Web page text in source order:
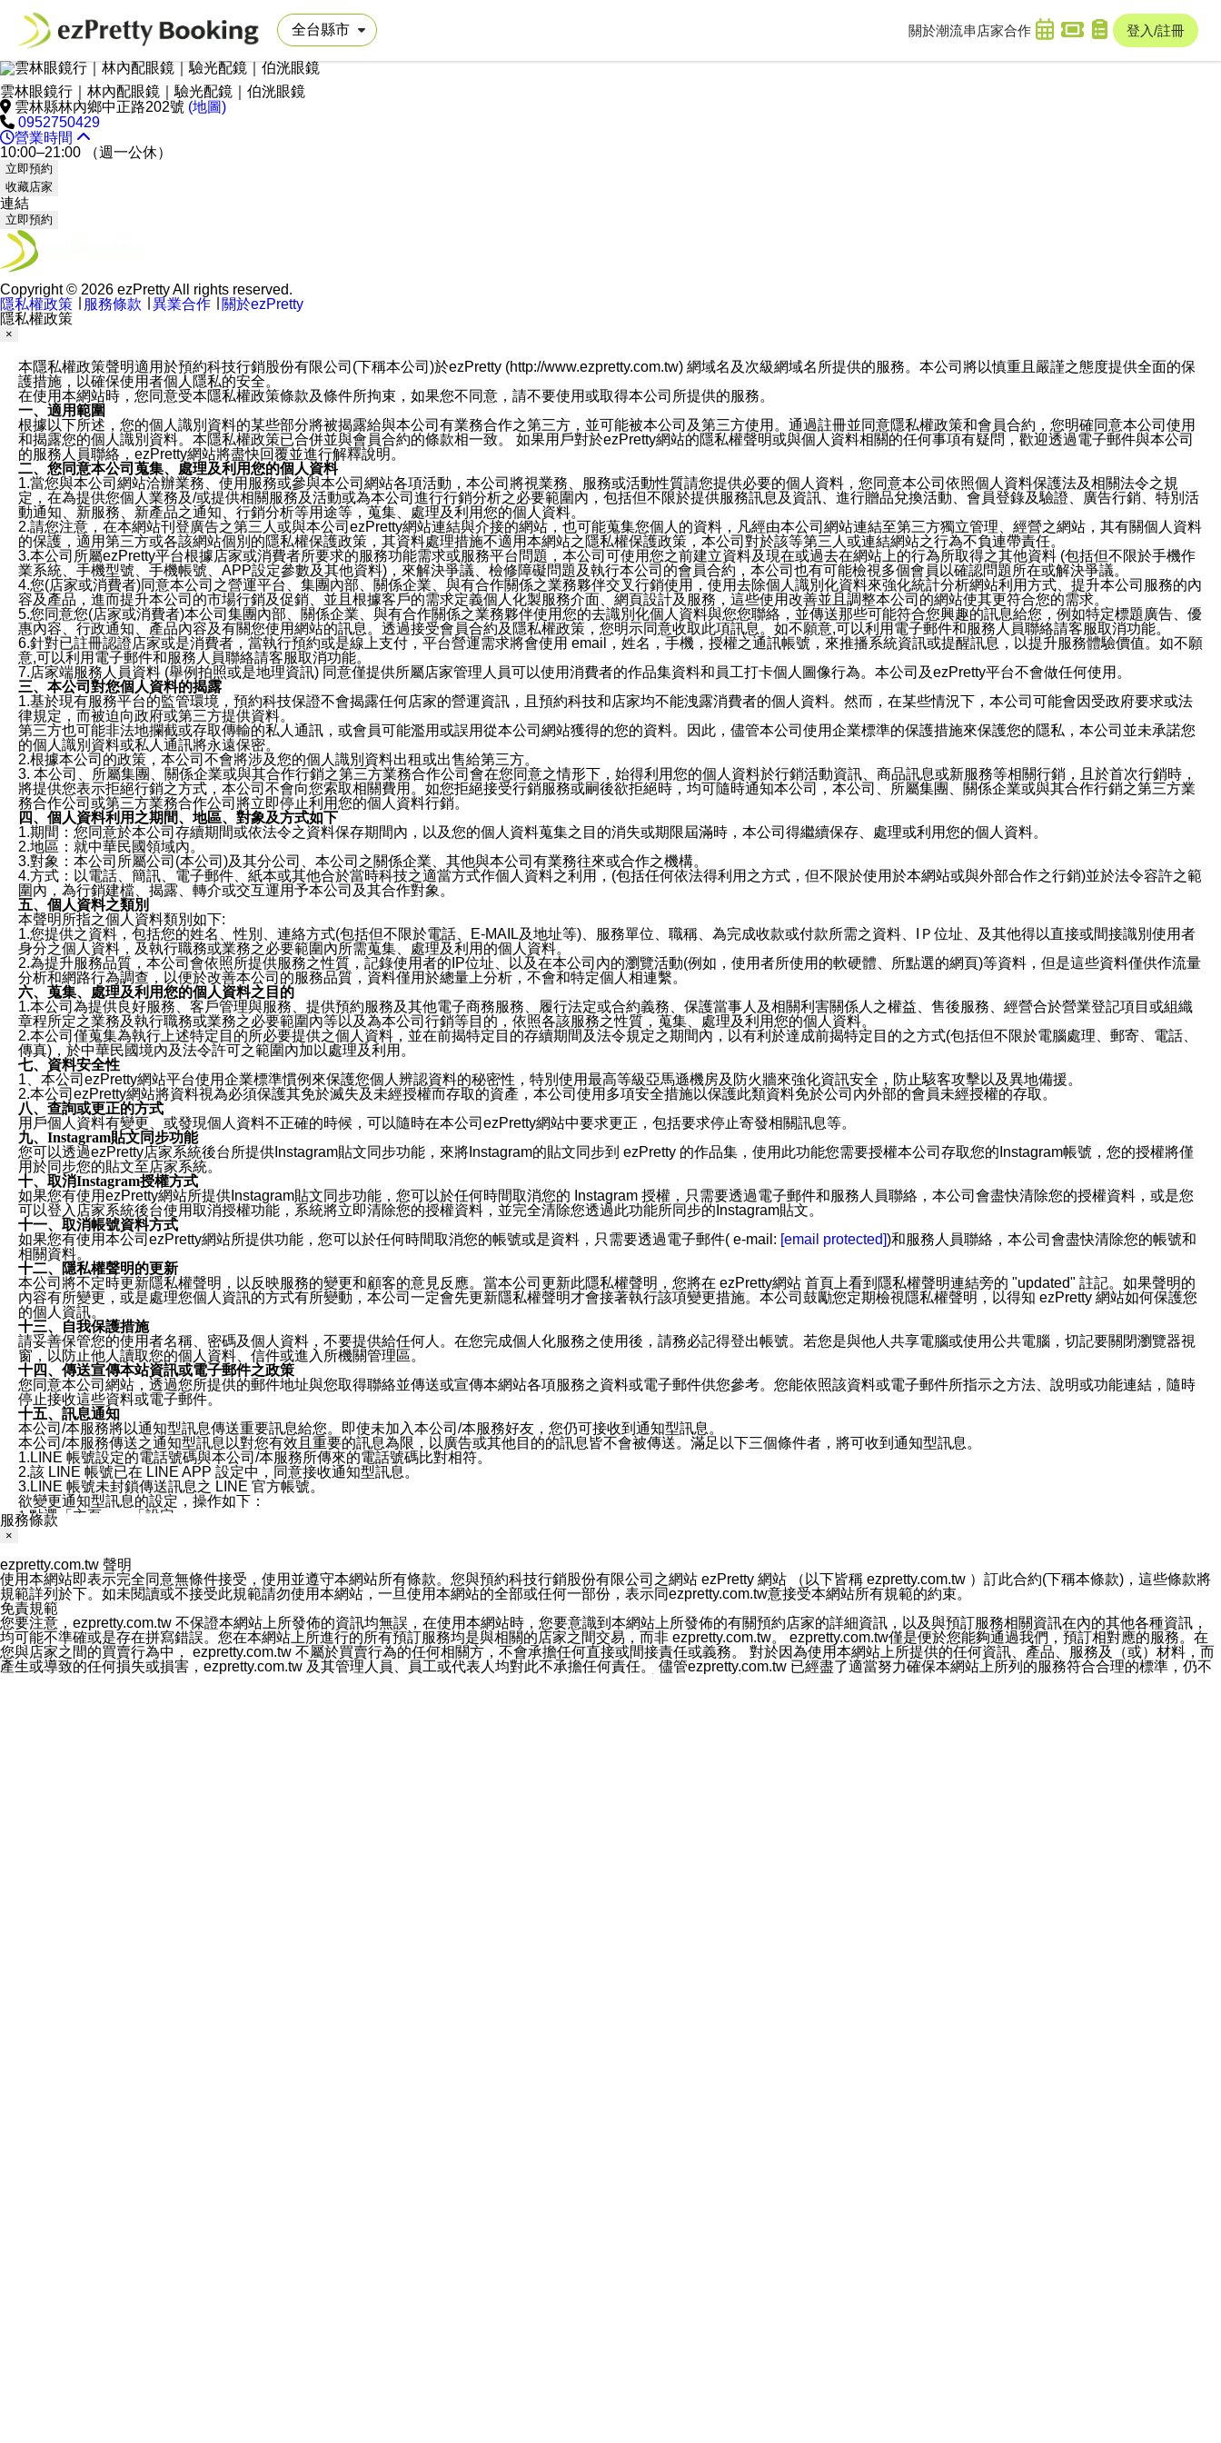
關於潮流串 店家合作 登入/註冊
雲林眼鏡行｜林內配眼鏡｜驗光配鏡｜伯洸眼鏡
雲林縣林內鄉中正路202號 (地圖)
0952750429
營業時間
10:00–21:00 （週一公休）
立即預約
收藏店家
連結
立即預約
Copyright © 2026 ezPretty All rights reserved.
隱私權政策
服務條款 異業合作
關於ezPretty
隱私權政策
×
本隱私權政策聲明適用於預約科技行銷股份有限公司(下稱本公司)於ezPretty (http://www.ezpretty.com.tw) 網域名及次級網域名所提供的服務。本公司將以慎重且嚴謹之態度提供全面的保
護措施，以確保使用者個人隱私的安全。
在使用本網站時，您同意受本隱私權政策條款及條件所拘束，如果您不同意，請不要使用或取得本公司所提供的服務。
一、適用範圍
根據以下所述，您的個人識別資料的某些部分將被揭露給與本公司有業務合作之第三方，並可能被本公司及第三方使用。通過註冊並同意隱私權政策和會員合約，您明確同意本公司使用
和揭露您的個人識別資料。本隱私權政策已合併並與會員合約的條款相一致。 如果用戶對於ezPretty網站的隱私權聲明或與個人資料相關的任何事項有疑問，歡迎透過電子郵件與本公司
的服務人員聯絡，ezPretty網站將盡快回覆並進行解釋說明。
二、您同意本公司蒐集、處理及利用您的個人資料
1.當您與本公司網站洽辦業務、使用服務或參與本公司網站各項活動，本公司將視業務、服務或活動性質請您提供必要的個人資料，您同意本公司依照個人資料保護法及相關法令之規
定，在為提供您個人業務及/或提供相關服務及活動或為本公司進行行銷分析之必要範圍內，包括但不限於提供服務訊息及資訊、進行贈品兌換活動、會員登錄及驗證、廣告行銷、特別活
動通知、新服務、新產品之通知、行銷分析等用途等，蒐集、處理及利用您的個人資料。
2.請您注意，在本網站刊登廣告之第三人或與本公司ezPretty網站連結與介接的網站，也可能蒐集您個人的資料，凡經由本公司網站連結至第三方獨立管理、經營之網站，其有關個人資料
的保護，適用第三方或各該網站個別的隱私權保護政策，其資料處理措施不適用本網站之隱私權保護政策，本公司對於該等第三人或連結網站之行為不負連帶責任。
3.本公司所屬ezPretty平台根據店家或消費者所要求的服務功能需求或服務平台問題，本公司可使用您之前建立資料及現在或過去在網站上的行為所取得之其他資料 (包括但不限於手機作
業系統、手機型號、手機帳號、APP設定參數及其他資料)，來解決爭議、檢修障礙問題及執行本公司的會員合約，本公司也有可能檢視多個會員以確認問題所在或解決爭議。
4.您(店家或消費者)同意本公司之營運平台、集團內部、關係企業、與有合作關係之業務夥伴交叉行銷使用，使用去除個人識別化資料來強化統計分析網站利用方式、提升本公司服務的內
容及產品，進而提升本公司的市場行銷及促銷、並且根據客戶的需求定義個人化製服務介面、網頁設計及服務，這些使用改善並且調整本公司的網站使其更符合您的需求。
5.您同意您(店家或消費者)本公司集團內部、關係企業、與有合作關係之業務夥伴使用您的去識別化個人資料與您您聯絡，並傳送那些可能符合您興趣的訊息給您，例如特定標題廣告、優
惠內容、行政通知、產品內容及有關您使用網站的訊息。透過接受會員合約及隱私權政策，您明示同意收取此項訊息。如不願意,可以利用電子郵件和服務人員聯絡請客服取消功能。
6.針對已註冊認證店家或是消費者，當執行預約或是線上支付，平台營運需求將會使用 email，姓名，手機，授權之通訊帳號，來推播系統資訊或提醒訊息，以提升服務體驗價值。如不願
意,可以利用電子郵件和服務人員聯絡請客服取消功能。
7.店家端服務人員資料 (舉例拍照或是地理資訊) 同意僅提供所屬店家管理人員可以使用消費者的作品集資料和員工打卡個人圖像行為。本公司及ezPretty平台不會做任何使用。
三、本公司對您個人資料的揭露
1.基於現有服務平台的監管環境，預約科技保證不會揭露任何店家的營運資訊，且預約科技和店家均不能洩露消費者的個人資料。然而，在某些情況下，本公司可能會因受政府要求或法
律規定，而被迫向政府或第三方提供資料。
第三方也可能非法地攔截或存取傳輸的私人通訊，或會員可能濫用或誤用從本公司網站獲得的您的資料。因此，儘管本公司使用企業標準的保護措施來保護您的隱私，本公司並未承諾您
的個人識別資料或私人通訊將永遠保密。
2.根據本公司的政策，本公司不會將涉及您的個人識別資料出租或出售給第三方。
3. 本公司、所屬集團、關係企業或與其合作行銷之第三方業務合作公司會在您同意之情形下，始得利用您的個人資料於行銷活動資訊、商品訊息或新服務等相關行銷，且於首次行銷時，
將提供您表示拒絕行銷之方式，本公司不會向您索取相關費用。如您拒絕接受行銷服務或嗣後欲拒絕時，均可隨時通知本公司，本公司、所屬集團、關係企業或與其合作行銷之第三方業
務合作公司或第三方業務合作公司將立即停止利用您的個人資料行銷。
四、個人資料利用之期間、地區、對象及方式如下
1.期間：您同意於本公司存續期間或依法令之資料保存期間內，以及您的個人資料蒐集之目的消失或期限屆滿時，本公司得繼續保存、處理或利用您的個人資料。
2.地區：就中華民國領域內。
3.對象：本公司所屬公司(本公司)及其分公司、本公司之關係企業、其他與本公司有業務往來或合作之機構。
4.方式：以電話、簡訊、電子郵件、紙本或其他合於當時科技之適當方式作個人資料之利用，(包括任何依法得利用之方式，但不限於使用於本網站或與外部合作之行銷)並於法令容許之範
圍內，為行銷建檔、揭露、轉介或交互運用予本公司及其合作對象。
五、個人資料之類別
本聲明所指之個人資料類別如下:
1.您提供之資料，包括您的姓名、性別、連絡方式(包括但不限於電話、E-MAIL及地址等)、服務單位、職稱、為完成收款或付款所需之資料、IＰ位址、及其他得以直接或間接識別使用者
身分之個人資料，及執行職務或業務之必要範圍內所需蒐集、處理及利用的個人資料。
2.為提升服務品質，本公司會依照所提供服務之性質，記錄使用者的IP位址、以及在本公司內的瀏覽活動(例如，使用者所使用的軟硬體、所點選的網頁)等資料，但是這些資料僅供作流量
分析和網路行為調查，以便於改善本公司的服務品質，資料僅用於總量上分析，不會和特定個人相連繫。
六、蒐集、處理及利用您的個人資料之目的
1.本公司為提供良好服務、客戶管理與服務、提供預約服務及其他電子商務服務、履行法定或合約義務、保護當事人及相關利害關係人之權益、售後服務、經營合於營業登記項目或組織
章程所定之業務及執行職務或業務之必要範圍內等以及為本公司行銷等目的，依照各該服務之性質，蒐集、處理及利用您的個人資料。
2.本公司僅蒐集為執行上述特定目的所必要提供之個人資料，並在前揭特定目的存續期間及法令規定之期間內，以有利於達成前揭特定目的之方式(包括但不限於電腦處理、郵寄、電話、
傳真)，於中華民國境內及法令許可之範圍內加以處理及利用。
七、資料安全性
1、本公司ezPretty網站平台使用企業標準慣例來保護您個人辨認資料的秘密性，特別使用最高等級亞馬遜機房及防火牆來強化資訊安全，防止駭客攻擊以及異地備援。
2.本公司ezPretty網站將資料視為必須保護其免於滅失及未經授權而存取的資產，本公司使用多項安全措施以保護此類資料免於公司內外部的會員未經授權的存取。
八、查詢或更正的方式
用戶個人資料有變更、或發現個人資料不正確的時候，可以隨時在本公司ezPretty網站中要求更正，包括要求停止寄發相關訊息等。
九、Instagram貼文同步功能
您可以透過ezPretty店家系統後台所提供Instagram貼文同步功能，來將Instagram的貼文同步到 ezPretty 的作品集，使用此功能您需要授權本公司存取您的Instagram帳號，您的授權將僅
用於同步您的貼文至店家系統。
十、取消Instagram授權方式
如果您有使用ezPretty網站所提供Instagram貼文同步功能，您可以於任何時間取消您的 Instagram 授權，只需要透過電子郵件和服務人員聯絡，本公司會盡快清除您的授權資料，或是您
可以登入店家系統後台使用取消授權功能，系統將立即清除您的授權資料，並完全清除您透過此功能所同步的Instagram貼文。
十一、取消帳號資料方式
如果您有使用本公司ezPretty網站所提供功能，您可以於任何時間取消您的帳號或是資料，只需要透過電子郵件( e-mail: [email protected])和服務人員聯絡，本公司會盡快清除您的帳號和
相關資料。
十二、隱私權聲明的更新
本公司將不定時更新隱私權聲明，以反映服務的變更和顧客的意見反應。當本公司更新此隱私權聲明，您將在 ezPretty網站 首頁上看到隱私權聲明連結旁的 "updated" 註記。如果聲明的
內容有所變更，或是處理您個人資訊的方式有所變動，本公司一定會先更新隱私權聲明才會接著執行該項變更措施。本公司鼓勵您定期檢視隱私權聲明，以得知 ezPretty 網站如何保護您
的個人資訊。
十三、自我保護措施
請妥善保管您的使用者名稱、密碼及個人資料，不要提供給任何人。在您完成個人化服務之使用後，請務必記得登出帳號。若您是與他人共享電腦或使用公共電腦，切記要關閉瀏覽器視
窗，以防止他人讀取您的個人資料、信件或進入所機關管理區。
十四、傳送宣傳本站資訊或電子郵件之政策
您同意本公司網站，透過您所提供的郵件地址與您取得聯絡並傳送或宣傳本網站各項服務之資料或電子郵件供您參考。您能依照該資料或電子郵件所指示之方法、說明或功能連結，隨時
停止接收這些資料或電子郵件。
十五、訊息通知
本公司/本服務將以通知型訊息傳送重要訊息給您。即使未加入本公司/本服務好友，您仍可接收到通知型訊息。
本公司/本服務傳送之通知型訊息以對您有效且重要的訊息為限，以廣告或其他目的的訊息皆不會被傳送。滿足以下三個條件者，將可收到通知型訊息。
1.LINE 帳號設定的電話號碼與本公司/本服務所傳來的電話號碼比對相符。
2.該 LINE 帳號已在 LINE APP 設定中，同意接收通知型訊息。
3.LINE 帳號未封鎖傳送訊息之 LINE 官方帳號。
欲變更通知型訊息的設定，操作如下：
1.點選「主頁」＞「設定」
2.點選「隱私設定」
4.點選「LINE通知型訊息」
5.開關「接收LINE通知型訊息」
❗️關閉「接收通知型訊息」後，將不會接收到來自任何企業官方帳號或認證官方帳號的通知型訊息。
服務條款
×
ezpretty.com.tw 聲明
使用本網站即表示完全同意無條件接受，使用並遵守本網站所有條款。您與預約科技行銷股份有限公司之網站 ezPretty 網站 （以下皆稱 ezpretty.com.tw ）訂此合約(下稱本條款)，這些條款將
規範詳列於下。如未閱讀或不接受此規範請勿使用本網站，一旦使用本網站的全部或任何一部份，表示同ezpretty.com.tw意接受本網站所有規範的約束。
免責規範
您要注意，ezpretty.com.tw 不保證本網站上所發佈的資訊均無誤，在使用本網站時，您要意識到本網站上所發佈的有關預約店家的詳細資訊，以及與預訂服務相關資訊在內的其他各種資訊，
均可能不準確或是存在拼寫錯誤。您在本網站上所進行的所有預訂服務均是與相關的店家之間交易，而非 ezpretty.com.tw。 ezpretty.com.tw僅是便於您能夠通過我們，預訂相對應的服務。在
您與店家之間的買賣行為中， ezpretty.com.tw 不屬於買賣行為的任何相關方，不會承擔任何直接或間接責任或義務。 對於因為使用本網站上所提供的任何資訊、產品、服務及（或）材料，而
產生或導致的任何損失或損害，ezpretty.com.tw 及其管理人員、員工或代表人均對此不承擔任何責任。 儘管ezpretty.com.tw 已經盡了適當努力確保本網站上所列的服務符合合理的標準，仍不